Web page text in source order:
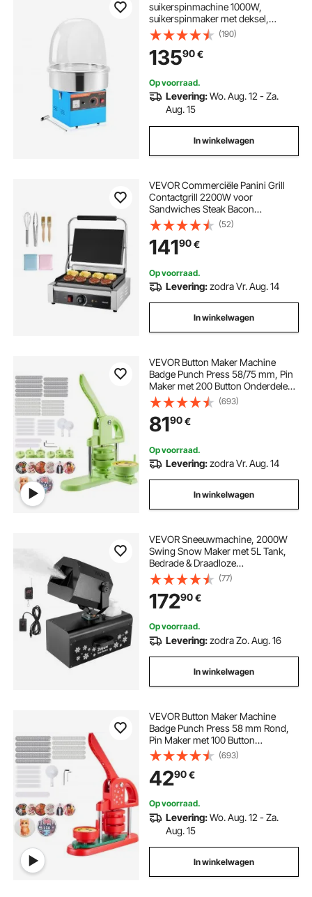
suikerspinmachine 1000W,
suikerspinmaker met deksel,
roestvrijstalen kom en suikerlepel,
ideaal voor carnaval, verjaardagen,
familiefeesten, professionele
suikerspinmachine, blauw
(190)
13590€
Op voorraad.
Levering:Wo. Aug. 12 - Za.
Aug. 15
In winkelwagen
VEVOR Commerciële Panini Grill
Contactgrill 2200W voor
Sandwiches Steak Bacon
Hamburger, Sandwich Maker Press
Grill Gemaakt van roestvrij staal met
handvat & temperatuurregeling & 34
x 23 cm verwarmingsplaat, Panini
Press
(52)
14190€
Op voorraad.
Levering:zodra Vr. Aug. 14
In winkelwagen
VEVOR Button Maker Machine
Badge Punch Press 58/75 mm, Pin
Maker met 200 Button Onderdelen
& Cirkelsnijder & Spell Book &
Versterkte Ergonomische
Handgreep, DIY Badge Press
Machine Groen
(693)
8190€
Op voorraad.
Levering:zodra Vr. Aug. 14
In winkelwagen
VEVOR Sneeuwmachine, 2000W
Swing Snow Maker met 5L Tank,
Bedrade & Draadloze
Afstandsbediening voor het Maken
van Sneeuwvlokken, Kunstmatige
Sneeuwmachine voor Kerstfeestjes,
Bruiloftspodiumeffecten
(77)
17290€
Op voorraad.
Levering:zodra Zo. Aug. 16
In winkelwagen
VEVOR Button Maker Machine
Badge Punch Press 58 mm Rond,
Pin Maker met 100 Button
Onderdelen & Cirkelsnijder &
Versterkte Ergonomische
Handgreep, DIY Badge Press
Machine Button Maker Rood
(693)
4290€
Op voorraad.
Levering:Wo. Aug. 12 - Za.
Aug. 15
In winkelwagen